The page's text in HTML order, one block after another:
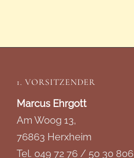
1. VORSITZENDER
Marcus Ehrgott
Am Woog 13,
76863 Herxheim
Tel. 049 72 76 / 50 30 806